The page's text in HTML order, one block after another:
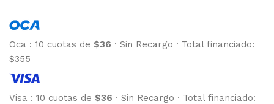
Oca : 10 cuotas de $36 · Sin Recargo · Total financiado:
$355
Visa : 10 cuotas de $36 · Sin Recargo · Total financiado: